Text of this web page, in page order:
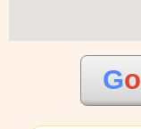
Go